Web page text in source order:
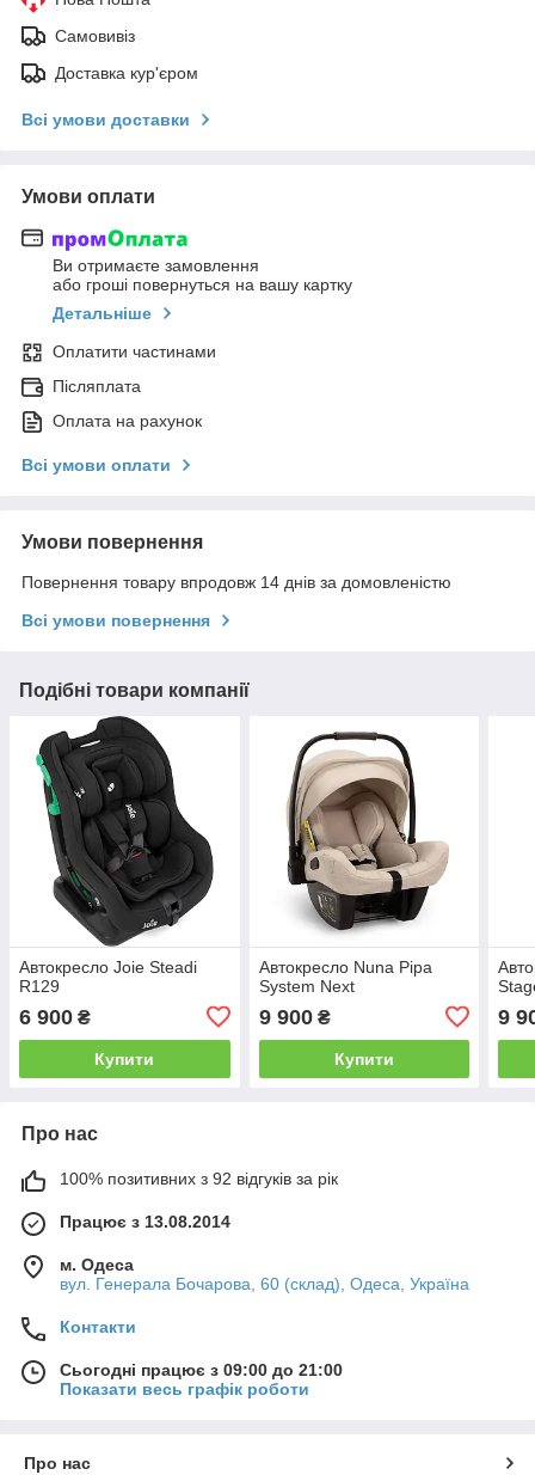
Самовивіз
Доставка кур'єром
Всі умови доставки
Умови оплати
Ви отримаєте замовлення
або гроші повернуться на вашу картку
Детальніше
Оплатити частинами
Післяплата
Оплата на рахунок
Всі умови оплати
Умови повернення
Повернення товару впродовж 14 днів за домовленістю
Всі умови повернення
Подібні товари компанії
Автокресло Joie Steadi
R129
6 900 ₴
Купити
Автокресло Nuna Pipa
System Next
9 900₴
Купити
9
Про нас
100% позитивних з 92 відгуків за рік
Працює з 13.08.2014
м. Одеса
вул. Генерала Бочарова, 60 (склад), Одеса, Україна
Контакти
Сьогодні працює з 09:00 до 21:00
Показати весь графік роботи
Про нас